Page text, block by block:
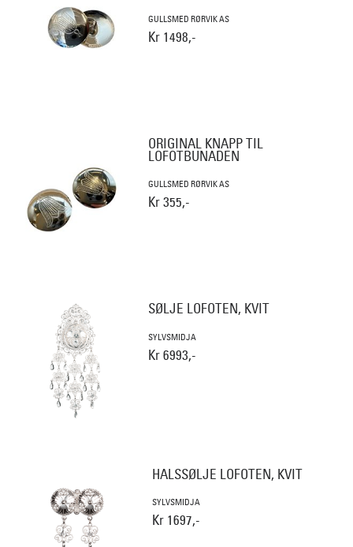
GULLSMED RØRVIK AS
Kr 1498,-
ORIGINAL KNAPP TIL
LOFOTBUNADEN
GULLSMED RØRVIK AS
Kr 355,-
SØLJE LOFOTEN, KVIT
SYLVSMIDJA
Kr 6993,-
HALSSØLJE LOFOTEN, KVIT
SYLVSMIDJA
Kr 1697,-